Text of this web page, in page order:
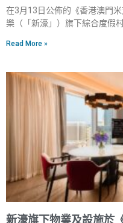
在3月13日公佈的《香港澳門
樂（「新濠」）旗下綜合度假
Read More »
新濠旗下物業及設施於